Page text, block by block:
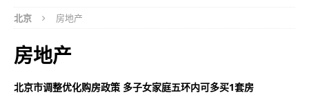
北京 房地产
房地产
北京市调整优化购房政策 多子女家庭五环内可多买1套房